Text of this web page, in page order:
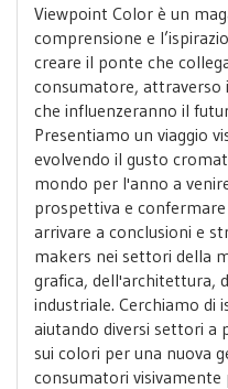
Viewpoint Color è un
comprensione e
creare il ponte che
consumatore, attraverso
che influenzeranno il
Presentiamo un viaggio
evolvendo il gusto
mondo per l'anno a
prospettiva e
arrivare a conclusioni e
makers nei settori della
grafica, dell'architettura,
industriale.‍ Cerchiamo di
aiutando diversi settori a
sui colori per una nuova
consumatori visivamente